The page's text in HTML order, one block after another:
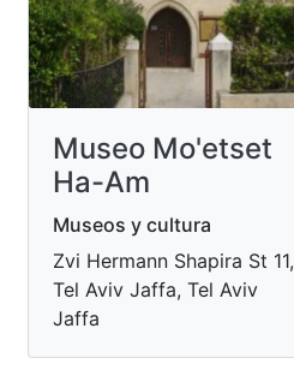
Museo Mo'etset
Ha-Am
Museos y cultura
Zvi Hermann Shapira St 11,
Tel Aviv Jaffa, Tel Aviv
Jaffa